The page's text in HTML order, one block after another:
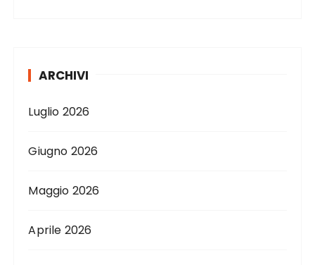
ARCHIVI
Luglio 2026
Giugno 2026
Maggio 2026
Aprile 2026